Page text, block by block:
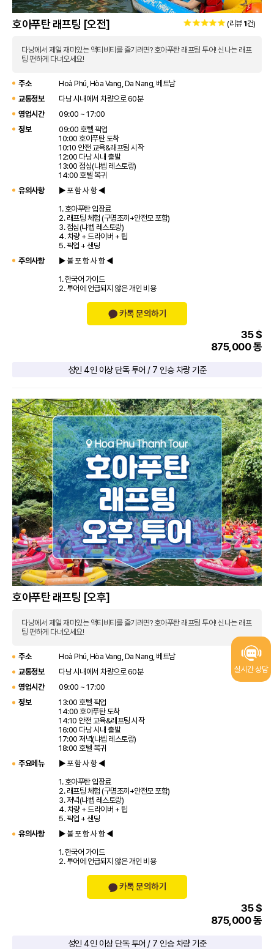
호아푸탄 래프팅 [오전] (리뷰1건)
다낭에서 제일 재미있는 액티비티를 즐기려면? 호아푸탄 래프팅 투어! 신나는 래프
팅 편하게 다녀오세요!
주소
Hoà Phú, Hòa Vang, Da Nang, 베트남
교통정보
다낭 시내에서 차량으로 60분
영업시간
09:00 ~ 17:00
정보
09:00 호텔 픽업
10:00 호아푸탄 도착
10:10 안전 교육&래프팅 시작
12:00 다낭 시내 출발
13:00 점심(냐벱 레스토랑)
14:00 호텔 복귀
유의사항
▶ 포 함 사 항 ◀
1. 호아푸탄 입장료
2. 래프팅 체험 (구명조끼+안전모 포함)
3. 점심(냐벱 레스토랑)
4. 차량 + 드라이버 + 팁
5. 픽업 + 샌딩
주의사항
▶ 불 포 함 사 항 ◀
1. 한국어 가이드
2. 투어에 언급되지 않은 개인 비용
카톡 문의하기
35 $
875,000 동
성인 4인 이상 단독 투어 / 7 인승 차량 기준
호아푸탄 래프팅 [오후]
다낭에서 제일 재미있는 액티비티를 즐기려면? 호아푸탄 래프팅 투어! 신나는 래프
팅 편하게 다녀오세요!
주소
Hoà Phú, Hòa Vang, Da Nang, 베트남
교통정보
다낭 시내에서 차량으로 60분
영업시간
09:00 ~ 17:00
정보
13:00 호텔 픽업
14:00 호아푸탄 도착
14:10 안전 교육&래프팅 시작
16:00 다낭 시내 출발
17:00 저녁(냐벱 레스토랑)
18:00 호텔 복귀
주요메뉴
▶ 포 함 사 항 ◀
1. 호아푸탄 입장료
2. 래프팅 체험 (구명조끼+안전모 포함)
3. 저녁(냐벱 레스토랑)
4. 차량 + 드라이버 + 팁
5. 픽업 + 샌딩
유의사항
▶ 불 포 함 사 항 ◀
1. 한국어 가이드
2. 투어에 언급되지 않은 개인 비용
카톡 문의하기
35 $
875,000 동
성인 4인 이상 단독 투어 / 7 인승 차량 기준
실시간 상담